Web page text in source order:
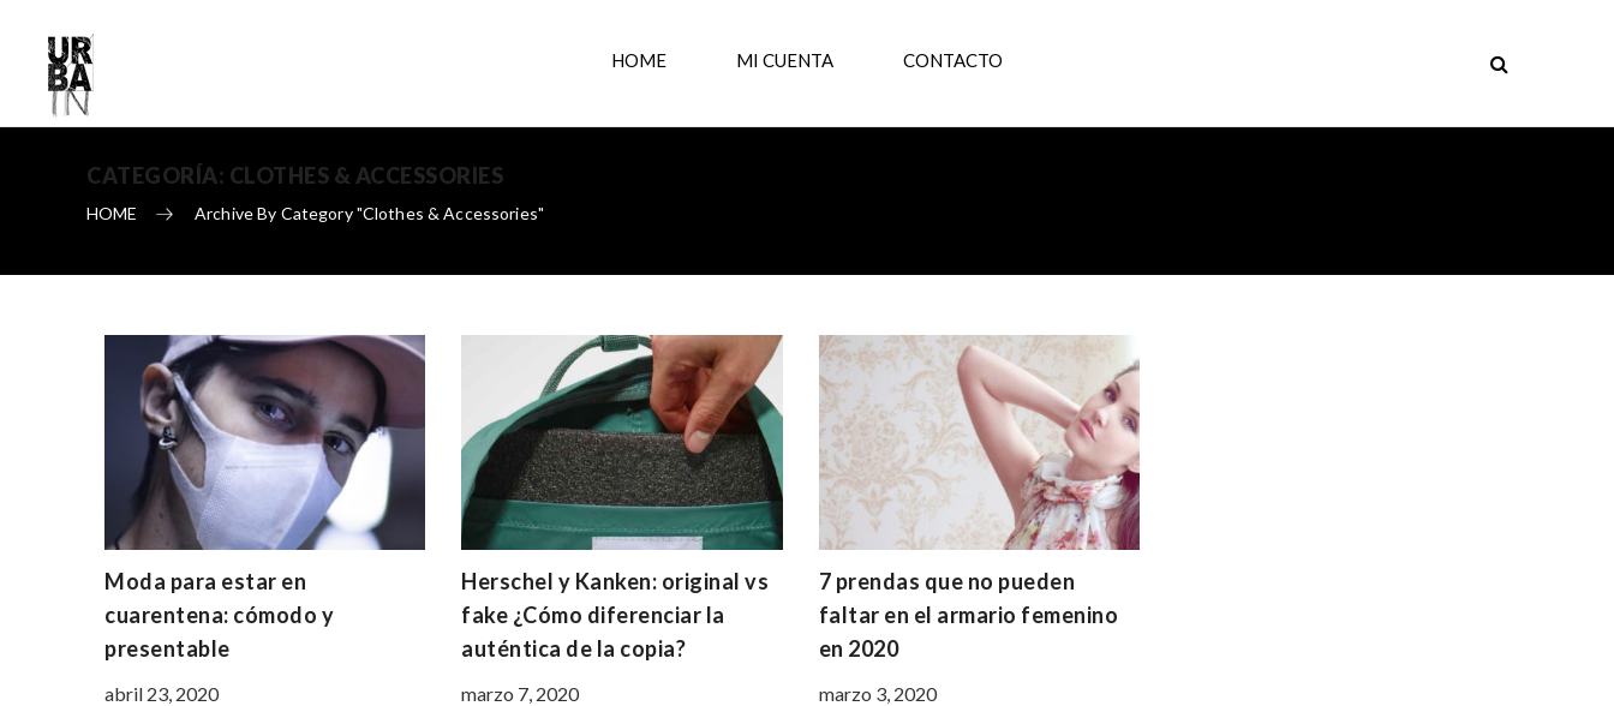
HOME MI CUENTA CONTACTO
CATEGORÍA: CLOTHES & ACCESSORIES
HOME Archive By Category "Clothes & Accessories"
Skip to content
Moda para estar en
cuarentena: cómodo y
presentable
abril 23, 2020
Herschel y Kanken: original vs
fake ¿Cómo diferenciar la
auténtica de la copia?
marzo 7, 2020
7 prendas que no pueden
faltar en el armario femenino
en 2020
marzo 3, 2020